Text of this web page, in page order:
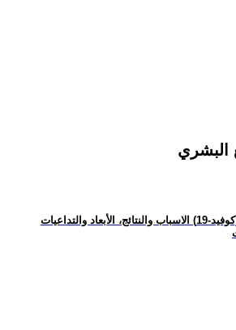
البشري
ملف: وباء - فيروس كورونا (كوفيد-19) الاسباب والنتائج، الأبعاد والتداعيات